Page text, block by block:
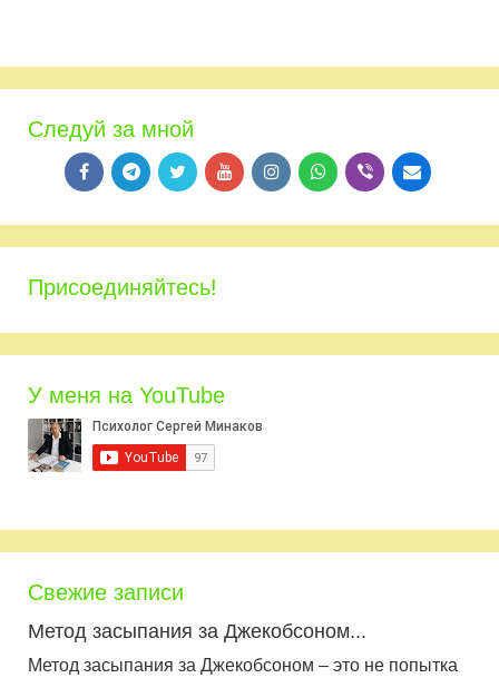
Следуй за мной
Присоединяйтесь!
У меня на YouTube
Свежие записи
Метод засыпания за Джекобсоном...
Метод засыпания за Джекобсоном – это не попытка